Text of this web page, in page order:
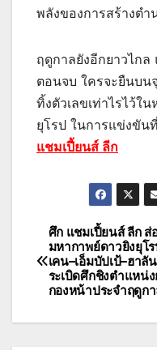
พลังของการสร้างตำ
ฤดูกาลยังอีกยาวไกล
ตอนจบ ใครจะยืนบน
ทิ้งตัวเลขเท่าไรไว้ใ
ยุโรป ในการแข่งขัน
แชมเปี้ยนส์ ลีก
แนะแนว
เรื่อง
ศึก แชมเปี้ยนส์ ลีก ส่
มหากาพย์ดาวยิงยุโ
เคน–เอ็มบัปเป้–ฮาลั
ระเบิดศึกชิงตำแหน่
กองหน้าประจำฤดูก